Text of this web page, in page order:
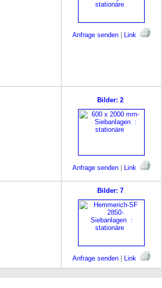
Anfrage senden Link
Bilder: 2
Anfrage senden Link
Bilder: 7
Anfrage senden
Link